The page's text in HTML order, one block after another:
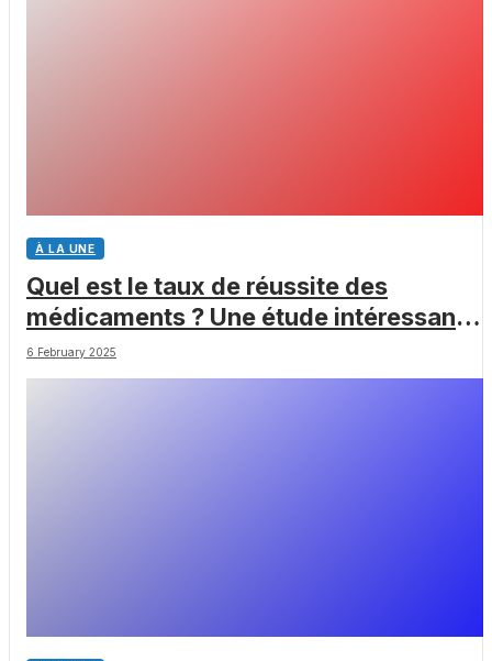
À LA UNE
Quel est le taux de réussite des
médicaments ? Une étude intéressante
chez les Big Pharmas
6 February 2025